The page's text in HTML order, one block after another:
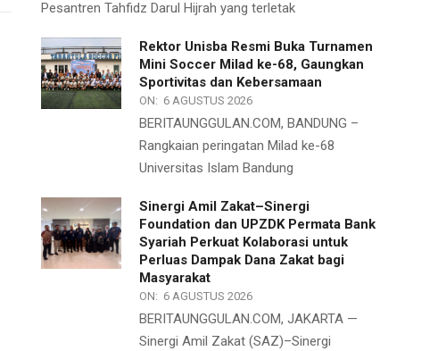
Pesantren Tahfidz Darul Hijrah yang terletak
Rektor Unisba Resmi Buka Turnamen
Mini Soccer Milad ke-68, Gaungkan
Sportivitas dan Kebersamaan
ON: 6 AGUSTUS 2026
BERITAUNGGULAN.COM, BANDUNG –
Rangkaian peringatan Milad ke-68
Universitas Islam Bandung
Sinergi Amil Zakat–Sinergi
Foundation dan UPZDK Permata Bank
Syariah Perkuat Kolaborasi untuk
Perluas Dampak Dana Zakat bagi
Masyarakat
ON: 6 AGUSTUS 2026
BERITAUNGGULAN.COM, JAKARTA —
Sinergi Amil Zakat (SAZ)–Sinergi